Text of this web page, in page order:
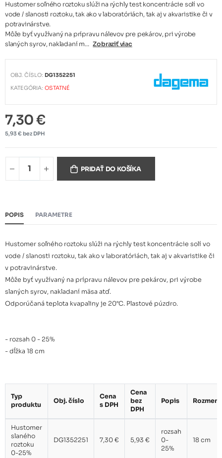
Hustomer soľného roztoku slúži na rýchly test koncentrácie solí vo
vode / slanosti roztoku, tak ako v laboratóriách, tak aj v akvaristike či v
potravinárstve.
Môže byť využívaný na prípravu nálevov pre pekárov, pri výrobe
slaných syrov, nakladaní m... Zobraziť viac
OBJ. ČÍSLO: DG1352251
KATEGÓRIA:OSTATNÉ
7,30 €
5,93 € bez DPH
PRIDAŤ DO KOŠÍKA
POPIS PARAMETRE
Hustomer soľného roztoku slúži na rýchly test koncentrácie solí vo
vode / slanosti roztoku, tak ako v laboratóriách, tak aj v akvaristike či
v potravinárstve.
Môže byť využívaný na prípravu nálevov pre pekárov, pri výrobe
slaných syrov, nakladaní mäsa atď.
Odporúčaná teplota kvapaliny je 20°C. Plastové púzdro.
- rozsah 0 - 25%
- dĺžka 18 cm
Typ
produktu
Obj. číslo
Cena
s DPH
Cena
bez
DPH
Popis Rozmery
Hustomer
slaného
roztoku
0-25%
DG1352251 7,30 € 5,93 €
rozsah
0-
25%
18 cm